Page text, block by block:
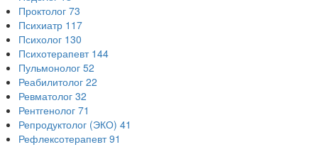
Проктолог 73
Психиатр 117
Психолог 130
Психотерапевт 144
Пульмонолог 52
Реабилитолог 22
Ревматолог 32
Рентгенолог 71
Репродуктолог (ЭКО) 41
Рефлексотерапевт 91